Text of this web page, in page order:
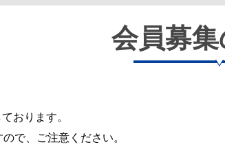
会員募
おります。
で、ご注意ください。